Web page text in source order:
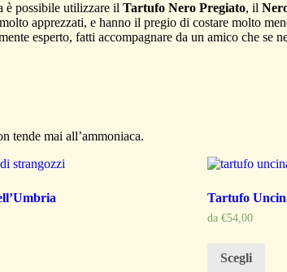
è possibile utilizzare il Tartufo Nero Pregiato, il
apprezzati, e hanno il pregio di costare molto
esperto, fatti accompagnare da un amico che se
tende mai all’ammoniaca.
Tartufo
da €54,00
Scegli